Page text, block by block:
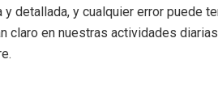
detallada, y cualquier error puede
claro en nuestras actividades